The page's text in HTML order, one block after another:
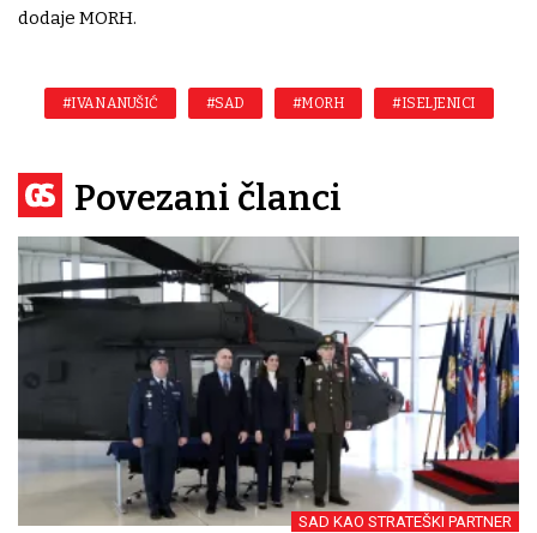
dodaje MORH.
#IVAN ANUŠIĆ #SAD #MORH #ISELJENICI
Povezani članci
SAD KAO STRATEŠKI PARTNER